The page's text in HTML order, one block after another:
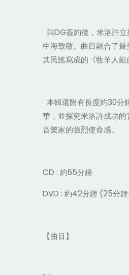
與DG簽約後，米洛許
中海致敬。曲目融合了
其民謠寫成的《牧羊人組
本輯還附有長度約30分
華，並探究米洛許成功
音樂家的強烈使命感。
CD : 約65分鐘
DVD : 約42分鐘 (25分
【曲目】